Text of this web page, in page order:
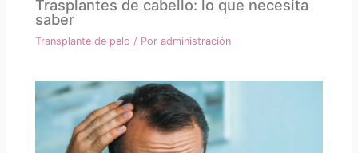
Trasplantes de cabello: lo que necesita
saber
Transplante de pelo / Poradministración